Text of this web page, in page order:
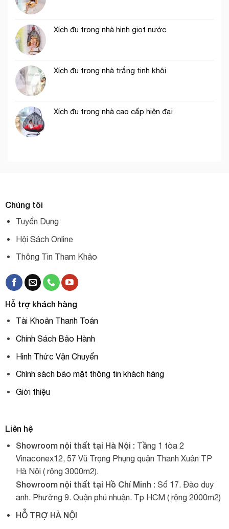
Xích đu trong nhà hình giọt nước
Xích đu trong nhà trắng tinh khôi
Xích đu trong nhà cao cấp hiện đại
Chúng tôi
Tuyển Dụng
Hội Sách Online
Thông Tin Tham Khảo
Hỗ trợ khách hàng
Tài Khoản Thanh Toán
Chính Sách Bảo Hành
Hình Thức Vận Chuyển
Chính sách bảo mật thông tin khách hàng
Giới thiệu
Liên hệ
Showroom nội thất tại Hà Nội : Tầng 1 tòa 2
Vinaconex12, 57 Vũ Trọng Phụng quận Thanh Xuân TP
Hà Nội ( rộng 3000m2).
Showroom nội thất tại Hồ Chí Minh : Số 17. Đào duy
anh. Phường 9. Quận phú nhuận. Tp HCM ( rộng 2000m2)
HỖ TRỢ HÀ NỘI